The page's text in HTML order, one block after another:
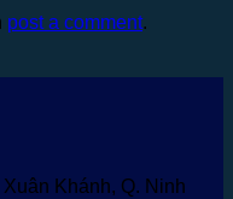
post a comment.
Khánh, Q. Ninh